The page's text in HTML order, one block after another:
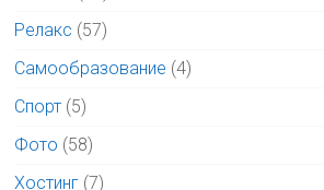
Релакс (57)
Самообразование (4)
Спорт (5)
Фото (58)
Хостинг (7)